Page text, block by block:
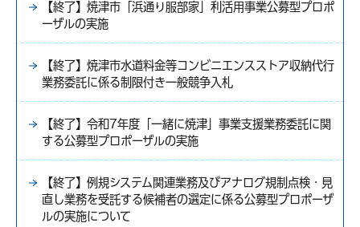
【終了】焼津市「浜通り服部家」利活用事業公募型プロポ
ーザルの実施
【終了】焼津市水道料金等コンビニエンスストア収納代行
業務委託に係る制限付き一般競争入札
【終了】令和7年度「一緒に焼津」事業支援業務委託に関
する公募型プロポーザルの実施
【終了】例規システム関連業務及びアナログ規制点検・見
直し業務を受託する候補者の選定に係る公募型プロポーザ
ルの実施について